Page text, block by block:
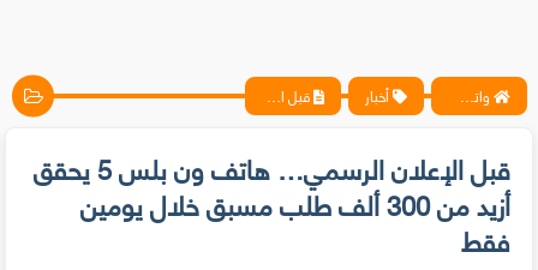
واتس آب ، فيسبوك ، أنترنت ، شروحات تقنية حصرية - المحترف أخبار قبل الإعلان الرسمي… هاتف ون بلس 5 يحقق أزيد من 300 ألف طلب مسبق خلال يومين فقط
قبل الإعلان الرسمي… هاتف ون بلس 5 يحقق
أزيد من 300 ألف طلب مسبق خلال يومين
فقط